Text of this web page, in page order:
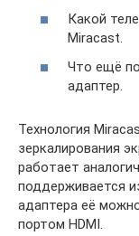
Какой
Miracast.
Что ещё
адаптер.
Технология
зеркалирования
работает
поддерживается
адаптера её
портом HDMI.